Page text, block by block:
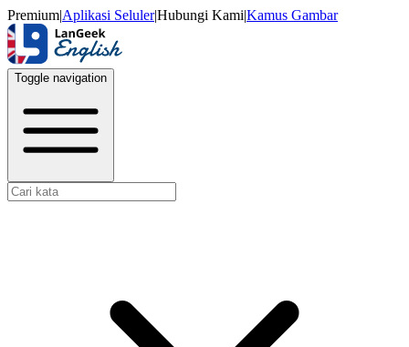
Premium|Aplikasi Seluler|Hubungi Kami|Kamus Gambar
Toggle navigation